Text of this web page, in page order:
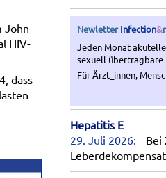
John
HIV-
dass
NewletterInfection&
Jeden Monat
sexuell übertragbare
Für Ärzt_innen,
Hepatitis E
29. Juli 2026:
Bei